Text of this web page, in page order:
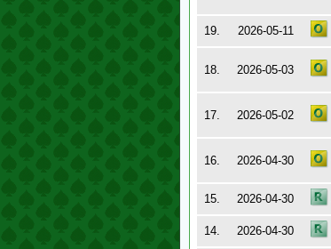
19. 2026-05-11
18. 2026-05-03
17. 2026-05-02
16. 2026-04-30
15. 2026-04-30
14. 2026-04-30